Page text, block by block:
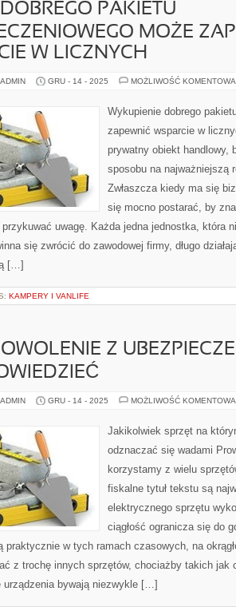
PAKIETU
MOŻE
W LICZNYCH
GRU - 14 - 2025 MOŻLIWOŚĆ
Wykupienie dobrego
zapewnić wsparcie w
prywatny obiekt handlowy,
sposobu na najważniejszą
Zwłaszcza kiedy ma się
się mocno postarać, by
uwagę. Każda jedna jednostka, która
się zwrócić do zawodowej firmy, długo
[…]
KAMPERY I VANLIFE
Z
GRU - 14 - 2025 MOŻLIWOŚĆ
Jakikolwiek sprzęt na
odznaczać się wadami
korzystamy z wielu
fiskalne tytuł tekstu są
elektrycznego sprzętu
ciągłość ogranicza się do
praktycznie w tych ramach czasowych, na
z trochę innych sprzętów, chociażby takich jak
urządzenia bywają niezwykle […]